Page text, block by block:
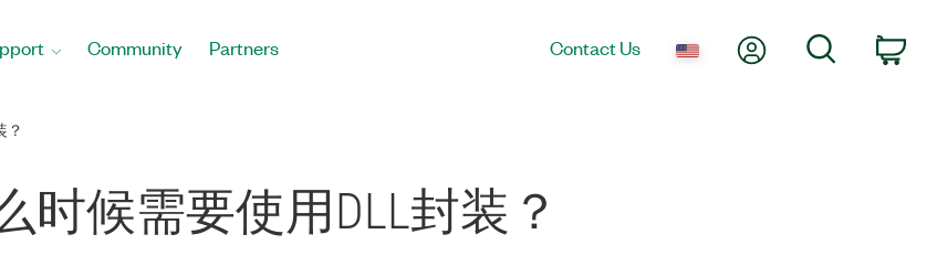
Community Partners Contact Us My AccountSearch
？
时候需要使用DLL封装？